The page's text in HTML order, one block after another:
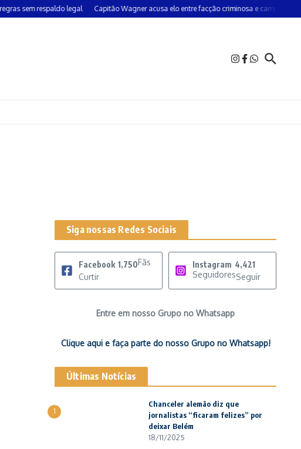
sem respaldo legal Capitão Wagner acusa elo entre facção criminosa e campanha do
Siga nossas Redes Sociais
Facebook 1,750Fãs
Curtir
Instagram 4,421
SeguidoresSeguir
Entre em nosso Grupo no Whatsapp
Clique aqui e faça parte do nosso Grupo no Whatsapp!
Últimas Notícias
1
Chanceler alemão diz que
jornalistas “ficaram felizes” por
deixar Belém
18/11/2025